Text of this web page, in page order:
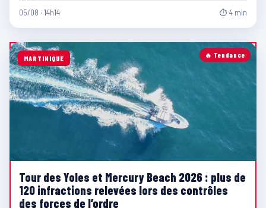
05/08 · 14h14 ⏱ 4 min
🔥 Tendance
MARTINIQUE
Tour des Yoles et Mercury Beach 2026 : plus de
120 infractions relevées lors des contrôles
des forces de l’ordre